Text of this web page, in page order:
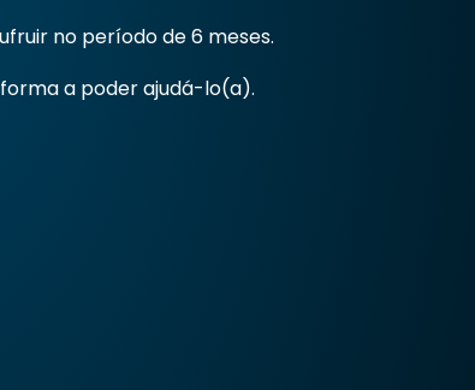
no período de 6 meses.
a poder ajudá-lo(a).